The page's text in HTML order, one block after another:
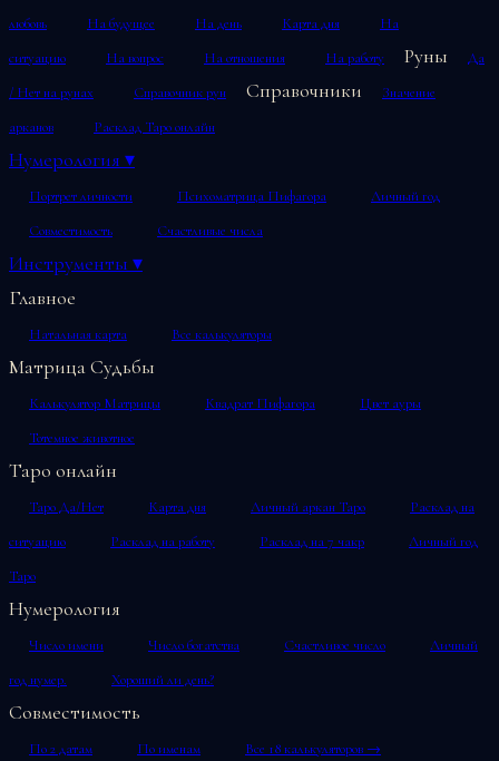
любовь
На будущее На день Карта дня
На
ситуацию
На вопрос На отношения На работу Руны
Да
/ Нет на рунах
Справочник рун Справочники
Значение
арканов
Расклад Таро онлайн
Нумерология ▾
Портрет личности Психоматрица Пифагора
Личный год
Совместимость
Счастливые числа
Инструменты ▾
Главное
Натальная карта Все калькуляторы
Матрица Судьбы
Калькулятор Матрицы Квадрат Пифагора
Цвет ауры
Тотемное животное
Таро онлайн
Таро Да/Нет Карта дня Личный аркан Таро
Расклад на
ситуацию
Расклад на работу Расклад на 7 чакр
Личный год
Таро
Нумерология
Число имени Число богатства Счастливое число
Личный
год нумер.
Хороший ли день?
Совместимость
По 2 датам По именам Все 18 калькуляторов →